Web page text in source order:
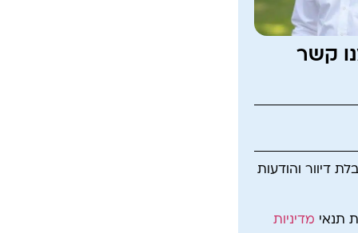
קשר
דיוור והודעות
תנאי מדיניות